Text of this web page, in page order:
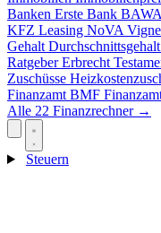
Banken Erste Bank
KFZ Leasing NoVA
Gehalt Durchschnittsgehalt
RatgeberErbrecht
Zuschüsse
Finanzamt BMF
Alle 22 Finanzrechner →
Steuern